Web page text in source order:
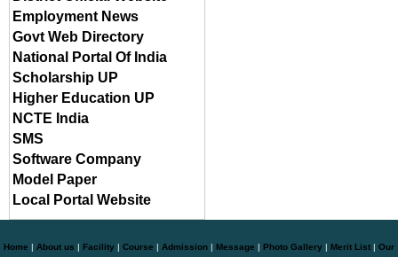
Employment News
Govt Web Directory
National Portal Of India
Scholarship UP
Higher Education UP
NCTE India
SMS
Software Company
Model Paper
Local Portal Website
Home About us Facility Course Admission Message Photo Gallery Merit List Our